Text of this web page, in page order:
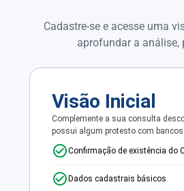
Cadastre-se e acesse uma
aprofundar a
Visão Inicial
Complemente a sua consulta
possui algum protesto com bancos
Confirmação de existência do
Dados cadastrais básicos